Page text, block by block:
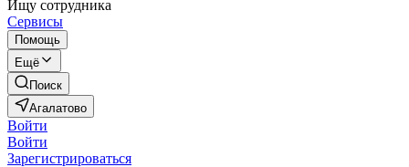
Ищу сотрудника
Сервисы
Помощь
Ещё
Поиск
Агалатово
Войти
Войти
Зарегистрироваться